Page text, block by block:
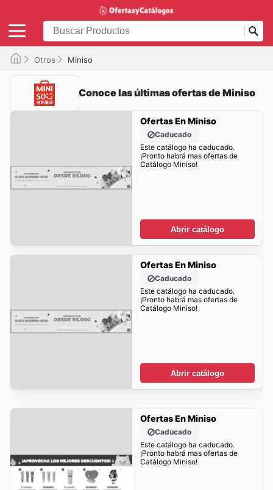
Otros Miniso
Conoce las últimas ofertas de Miniso
Ofertas En Miniso
Caducado
Este catálogo ha caducado.
¡Pronto habrá mas ofertas de
Catálogo Miniso!
Abrir catálogo
Ofertas En Miniso
Caducado
Este catálogo ha caducado.
¡Pronto habrá mas ofertas de
Catálogo Miniso!
Abrir catálogo
Ofertas En Miniso
Caducado
Este catálogo ha caducado.
¡Pronto habrá mas ofertas de
Catálogo Miniso!